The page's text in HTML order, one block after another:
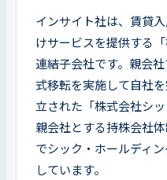
インサイト社は、賃貸
けサービスを提供する
連結子会社です。親会
式移転を実施して自社
立された「株式会社シ
親会社とする持株会社
でシック・ホールディ
しています。